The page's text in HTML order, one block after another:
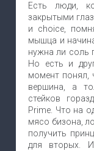
Есть люди,
закрытыми
и choice,
мышца и
нужна ли соль
Но есть и
момент понял,
вершина, а
стейков
Prime. Что на
мясо бизона,
получить
для вторых.